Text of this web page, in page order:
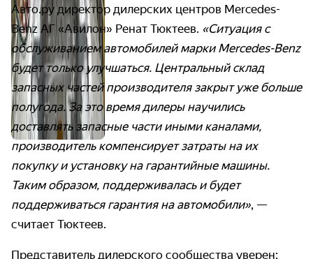
Авто.ру директор дилерских центров Mercedes-
Benz АГ «Авилон» Ренат Тюктеев. «Ситуация с
обслуживанием автомобилей марки Mercedes-Benz
будет только улучшаться. Центральный склад
запасных частей производителя закрыт уже больше
полугода. За это время дилеры научились
доставлять запасные части иными каналами,
производитель компенсирует затраты на их
покупку и установку на гарантийные машины.
Таким образом, поддерживалась и будет
поддерживаться гарантия на автомобили», —
считает Тюктеев.
Представитель дилерского сообщества уверен: